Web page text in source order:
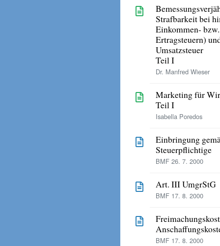
Strafbarkeit bei
Einkommen-
Ertragsteuern)
Umsatzsteuer
Teil I
Dr. Manfred Wieser
Marketing für
Teil I
Isabella Poredos
Einbringung
Steuerpflichtige
BMF 26. 7. 2000
Art. III UmgrStG
BMF 17. 8. 2000
BMF 17. 8. 2000